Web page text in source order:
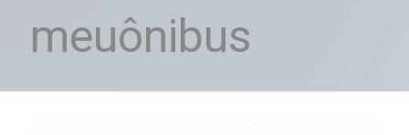
meuônibus